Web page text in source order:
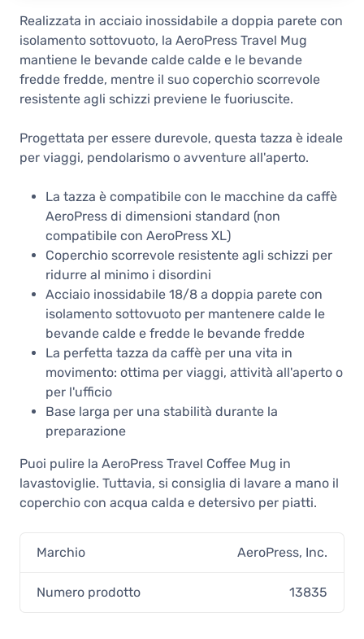
Realizzata in acciaio inossidabile a doppia parete con
isolamento sottovuoto, la AeroPress Travel Mug
mantiene le bevande calde calde e le bevande
fredde fredde, mentre il suo coperchio scorrevole
resistente agli schizzi previene le fuoriuscite.
Progettata per essere durevole, questa tazza è ideale
per viaggi, pendolarismo o avventure all'aperto.
La tazza è compatibile con le macchine da caffè
AeroPress di dimensioni standard (non
compatibile con AeroPress XL)
Coperchio scorrevole resistente agli schizzi per
ridurre al minimo i disordini
Acciaio inossidabile 18/8 a doppia parete con
isolamento sottovuoto per mantenere calde le
bevande calde e fredde le bevande fredde
La perfetta tazza da caffè per una vita in
movimento: ottima per viaggi, attività all'aperto o
per l'ufficio
Base larga per una stabilità durante la
preparazione
Puoi pulire la AeroPress Travel Coffee Mug in
lavastoviglie. Tuttavia, si consiglia di lavare a mano il
coperchio con acqua calda e detersivo per piatti.
Marchio AeroPress, Inc.
Numero prodotto 13835